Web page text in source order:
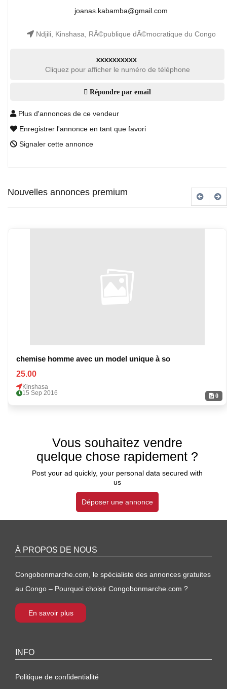
joanas.kabamba@gmail.com
Ndjili, Kinshasa, RÃ©publique dÃ©mocratique du Congo
xxxxxxxxxx
Cliquez pour afficher le numéro de téléphone
Répondre par email
Plus d'annonces de ce vendeur
Enregistrer l'annonce en tant que favori
Signaler cette annonce
Nouvelles annonces premium
0
chemise homme avec un model unique à so
25.00
Kinshasa
15 Sep 2016
Vous souhaitez vendre
quelque chose rapidement ?
Post your ad quickly, your personal data secured with
us
Déposer une annonce
À PROPOS DE NOUS
Congobonmarche.com, le spécialiste des annonces gratuites
au Congo – Pourquoi choisir Congobonmarche.com ?
En savoir plus
INFO
Politique de confidentialité